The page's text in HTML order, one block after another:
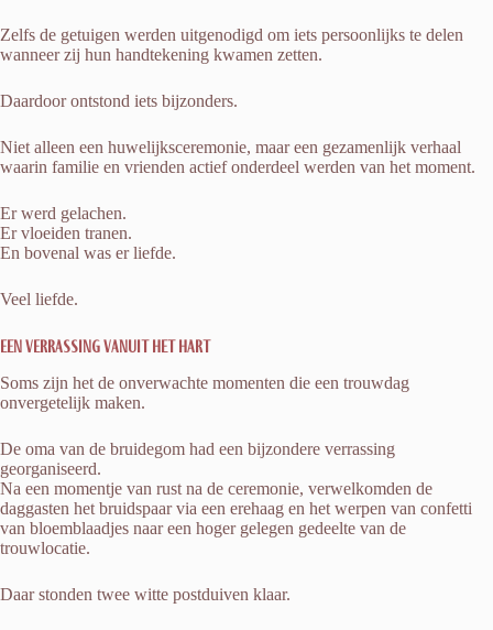
Zelfs de getuigen werden uitgenodigd om iets persoonlijks te delen
wanneer zij hun handtekening kwamen zetten.
Daardoor ontstond iets bijzonders.
Niet alleen een huwelijksceremonie, maar een gezamenlijk verhaal
waarin familie en vrienden actief onderdeel werden van het moment.
Er werd gelachen.
Er vloeiden tranen.
En bovenal was er liefde.
Veel liefde.
Een verrassing vanuit het hart
Soms zijn het de onverwachte momenten die een trouwdag
onvergetelijk maken.
De oma van de bruidegom had een bijzondere verrassing
georganiseerd.
Na een momentje van rust na de ceremonie, verwelkomden de
daggasten het bruidspaar via een erehaag en het werpen van confetti
van bloemblaadjes naar een hoger gelegen gedeelte van de
trouwlocatie.
Daar stonden twee witte postduiven klaar.